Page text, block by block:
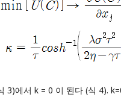
3)에서 k = 0 이 된다 (식 4).